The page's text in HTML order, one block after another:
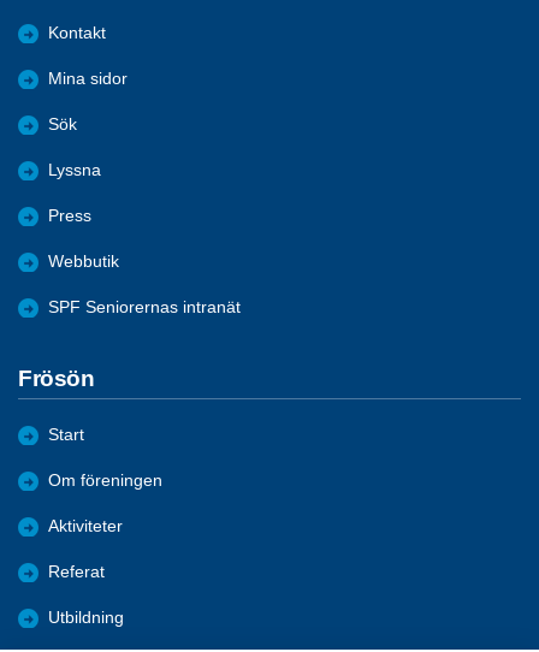
Kontakt
Mina sidor
Sök
Lyssna
Press
Webbutik
SPF Seniorernas intranät
Frösön
Start
Om föreningen
Aktiviteter
Referat
Utbildning